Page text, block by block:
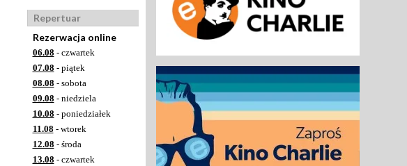
Repertuar
Rezerwacja online
06.08 - czwartek
07.08 - piątek
08.08 - sobota
09.08 - niedziela
10.08 - poniedziałek
11.08 - wtorek
12.08 - środa
13.08 - czwartek